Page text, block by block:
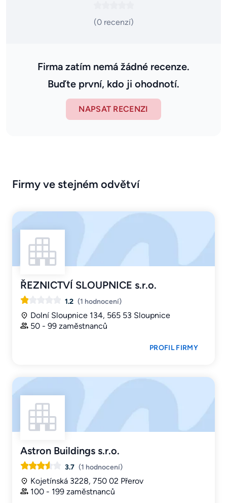
(0 recenzí)
Firma zatím nemá žádné recenze.
Buďte první, kdo ji ohodnotí.
NAPSAT RECENZI
Firmy ve stejném odvětví
ŘEZNICTVÍ SLOUPNICE s.r.o.
1.2 (1 hodnocení)
Dolní Sloupnice 134, 565 53 Sloupnice
50 - 99 zaměstnanců
PROFIL FIRMY
Astron Buildings s.r.o.
3.7 (1 hodnocení)
Kojetínská 3228, 750 02 Přerov
100 - 199 zaměstnanců